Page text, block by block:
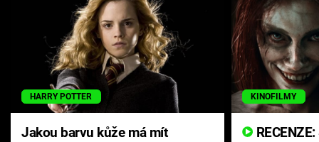
HARRY POTTER
Jakou barvu kůže má mít
KINOFILMY